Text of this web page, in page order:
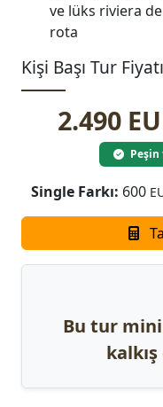
ve lüks riviera
rota
Kişi Başı Tur Fiyatı
2.490
Peşin
Single Farkı: 600
Bu tur